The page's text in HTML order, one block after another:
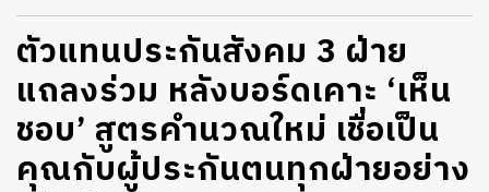
ตัวแทนประกันสังคม 3 ฝ่าย
แถลงร่วม หลังบอร์ดเคาะ ‘เห็น
ชอบ’ สูตรคำนวณใหม่ เชื่อเป็น
คุณกับผู้ประกันตนทุกฝ่ายอย่าง